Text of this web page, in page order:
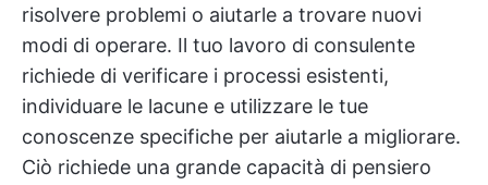
risolvere problemi o aiutarle a trovare nuovi
modi di operare. Il tuo lavoro di consulente
richiede di verificare i processi esistenti,
individuare le lacune e utilizzare le tue
conoscenze specifiche per aiutarle a migliorare.
Ciò richiede una grande capacità di pensiero